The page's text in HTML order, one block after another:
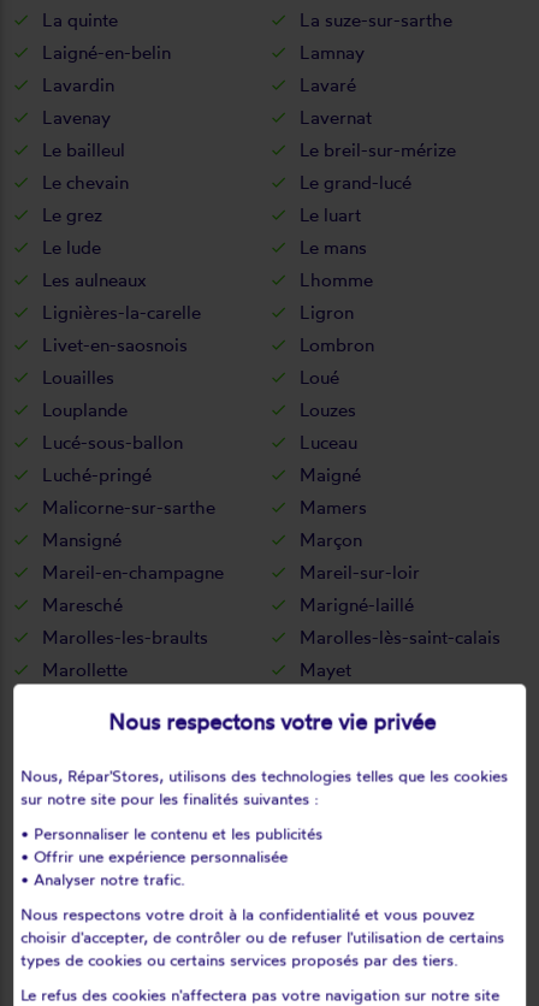
La quinte
La suze-sur-sarthe
Laigné-en-belin
Lamnay
Lavardin
Lavaré
Lavenay
Lavernat
Le bailleul
Le breil-sur-mérize
Le chevain
Le grand-lucé
Le grez
Le luart
Le lude
Le mans
Les aulneaux
Lhomme
Lignières-la-carelle
Ligron
Livet-en-saosnois
Lombron
Louailles
Loué
Louplande
Louzes
Lucé-sous-ballon
Luceau
Luché-pringé
Maigné
Malicorne-sur-sarthe
Mamers
Mansigné
Marçon
Mareil-en-champagne
Mareil-sur-loir
Maresché
Marigné-laillé
Marolles-les-braults
Marolles-lès-saint-calais
Marollette
Mayet
Mézeray
Mézières-sous-lavardin
Mézières-sur-ponthouin
Moitron-sur-sarthe
Moncé-en-belin
Moncé-en-saosnois
Monhoudou
Montabon
Montaillé
Montfort-le-gesnois
Montreuil-le-henri
Montval-sur-Loir
Moulins-le-carbonnel
Mulsanne
Nauvay
Neufchâtel-en-saosnois
Nous respectons votre vie privée
Nous, Répar'Stores, utilisons des technologies telles que les cookies
sur notre site pour les finalités suivantes :
• Personnaliser le contenu et les publicités
• Offrir une expérience personnalisée
• Analyser notre trafic.
Nous respectons votre droit à la confidentialité et vous pouvez
choisir d'accepter, de contrôler ou de refuser l'utilisation de certains
types de cookies ou certains services proposés par des tiers.
Le refus des cookies n'affectera pas votre navigation sur notre site